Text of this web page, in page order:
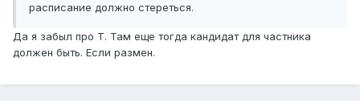
расписание должно стереться.
Да я забыл про Т. Там еще тогда кандидат для частника
должен быть. Если размен.